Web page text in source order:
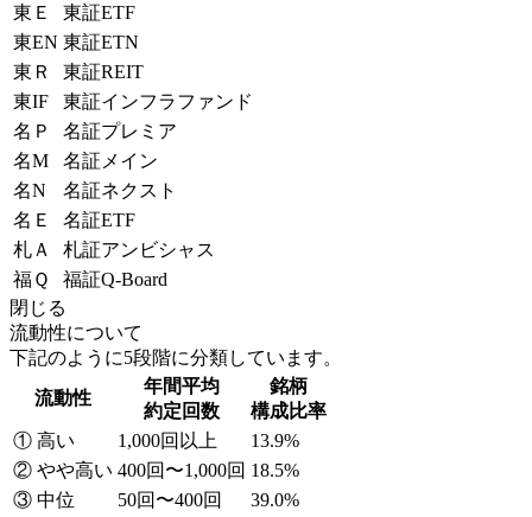
東Ｅ
東証ETF
東EN 東証ETN
東Ｒ
東証REIT
東IF
東証インフラファンド
名Ｐ
名証プレミア
名M
名証メイン
名N
名証ネクスト
名Ｅ
名証ETF
札Ａ
札証アンビシャス
福Ｑ
福証Q-Board
閉じる
流動性について
下記のように5段階に分類しています。
流動性
年間平均
約定回数
銘柄
構成比率
① 高い
1,000回以上
13.9%
② やや高い 400回〜1,000回 18.5%
③ 中位
50回〜400回
39.0%